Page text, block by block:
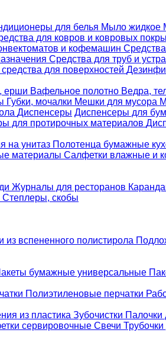
для белья Мыло жидкое
для ковров и ковровых
и кофемашин
Средства для труб и
для поверхностей
ерши Вафельное полотно Ведра,
Губки, мочалки Мешки для мусора
Диспенсеры Диспенсеры для
для протирочных материалов
на унитаз Полотенца бумажные
материалы Салфетки влажные и
Журналы для ресторанов
Степлеры, скобы
из вспененного полистирола
бумажные универсальные
Полиэтиленовые перчатки
из пластика Зубочистки Палочки
сервировочные Свечи